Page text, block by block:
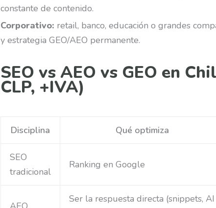
constante de contenido.
Corporativo: retail, banco, educación o grandes
y estrategia GEO/AEO permanente.
SEO vs AEO vs GEO en
CLP, +IVA)
Disciplina Qué optimiza
SEO
tradicional
Ranking en Google
Ser la respuesta directa (snippets, AI